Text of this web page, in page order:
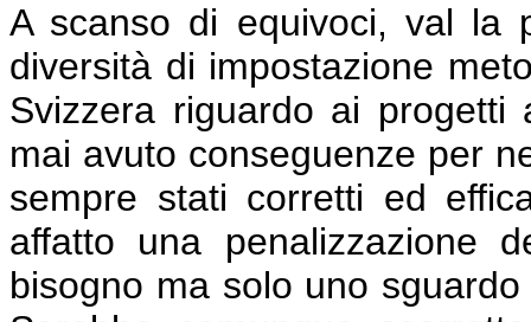
A scanso di equivoci, val la
diversità di impostazione
Svizzera riguardo ai
mai avuto conseguenze per
sempre stati corretti ed
affatto una penalizzazione
bisogno ma solo uno